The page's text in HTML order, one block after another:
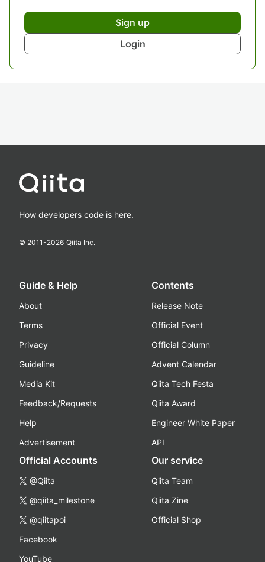
Sign up
Login
How developers code is here.
© 2011-2026 Qiita Inc.
Guide & Help
About
Terms
Privacy
Guideline
Media Kit
Feedback/Requests
Help
Advertisement
Contents
Release Note
Official Event
Official Column
Advent Calendar
Qiita Tech Festa
Qiita Award
Engineer White Paper
API
Official Accounts
@Qiita
@qiita_milestone
@qiitapoi
Facebook
YouTube
Our service
Qiita Team
Qiita Zine
Official Shop